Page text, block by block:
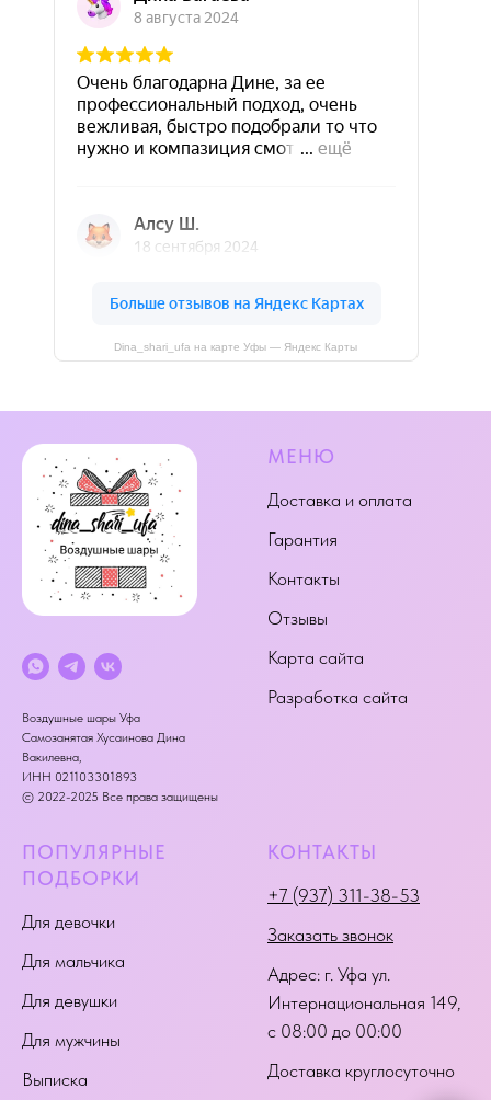
Dina_shari_ufa на карте Уфы — Яндекс Карты
Воздушные шары Уфа
Самозанятая Хусаинова Дина
Вакилевна,
ИНН 021103301893
© 2022-2025 Все права защищены
МЕНЮ
Доставка и оплата
Гарантия
Контакты
Отзывы
Карта сайта
Разработка сайта
ПОПУЛЯРНЫЕ
ПОДБОРКИ
Для девочки
Для мальчика
Для девушки
Для мужчины
Выписка
КОНТАКТЫ
+7 (937) 311-38-53
Заказать звонок
Адрес: г. Уфа ул.
Интернациональная 149,
с 08:00 до 00:00
Доставка круглосуточно